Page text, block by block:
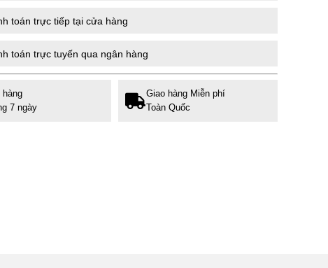
toán trực tiếp tại cửa hàng
toán trực tuyến qua ngân hàng
7 ngày
Giao hàng Miễn phí
Toàn Quốc